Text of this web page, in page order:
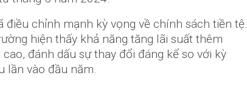
điều chỉnh mạnh kỳ vọng về chính sách tiền tệ.
hiện thấy khả năng tăng lãi suất thêm
đánh dấu sự thay đổi đáng kể so với kỳ
lần vào đầu năm.